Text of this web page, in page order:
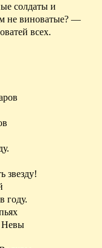
солдаты и
не виноватые? —
всех.
звезду!
году.
Невы